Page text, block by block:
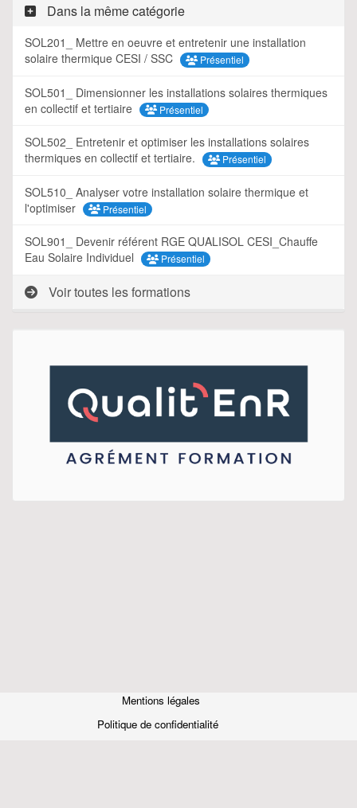
Dans la même catégorie
SOL201_ Mettre en oeuvre et entretenir une installation
solaire thermique CESI / SSC
Présentiel
SOL501_ Dimensionner les installations solaires thermiques
en collectif et tertiaire
Présentiel
SOL502_ Entretenir et optimiser les installations solaires
thermiques en collectif et tertiaire.
Présentiel
SOL510_ Analyser votre installation solaire thermique et
l'optimiser
Présentiel
SOL901_ Devenir référent RGE QUALISOL CESI_Chauffe
Eau Solaire Individuel
Présentiel
Voir toutes les formations
Mentions légales
Politique de confidentialité